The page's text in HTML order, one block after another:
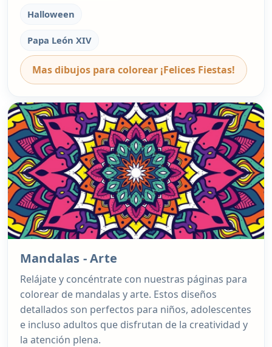
Halloween
Papa León XIV
Mas dibujos para colorear ¡Felices Fiestas!
Mandalas - Arte
Relájate y concéntrate con nuestras páginas para
colorear de mandalas y arte. Estos diseños
detallados son perfectos para niños, adolescentes
e incluso adultos que disfrutan de la creatividad y
la atención plena.